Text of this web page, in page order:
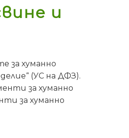
и
за хуманно
(УС на ДФЗ).
за хуманно
за хуманно